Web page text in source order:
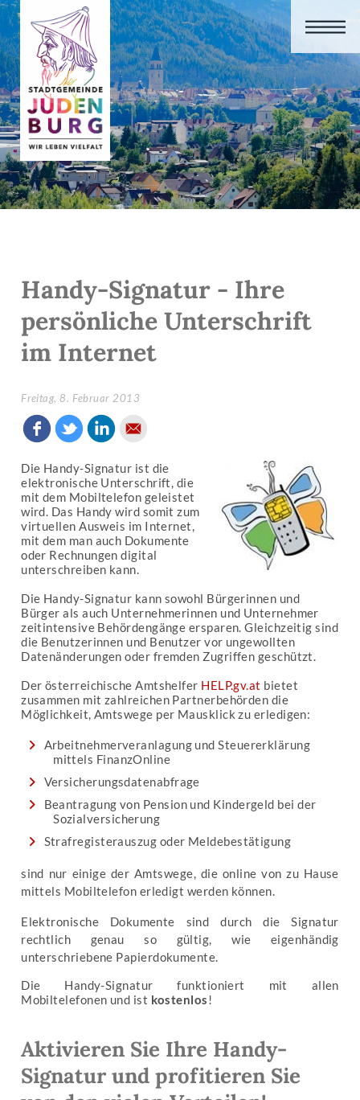
Handy-Signatur - Ihre
persönliche Unterschrift
im Internet
Freitag, 8. Februar 2013
Die Handy-Signatur ist die
elektronische Unterschrift, die
mit dem Mobiltelefon geleistet
wird. Das Handy wird somit zum
virtuellen Ausweis im Internet,
mit dem man auch Dokumente
oder Rechnungen digital
unterschreiben kann.
Die Handy-Signatur kann sowohl Bürgerinnen und
Bürger als auch Unternehmerinnen und Unternehmer
zeitintensive Behördengänge ersparen. Gleichzeitig sind
die Benutzerinnen und Benutzer vor ungewollten
Datenänderungen oder fremden Zugriffen geschützt.
Der österreichische Amtshelfer HELP.gv.at bietet
zusammen mit zahlreichen Partnerbehörden die
Möglichkeit, Amtswege per Mausklick zu erledigen:
Arbeitnehmerveranlagung und Steuererklärung
mittels FinanzOnline
Versicherungsdatenabfrage
Beantragung von Pension und Kindergeld bei der
Sozialversicherung
Strafregisterauszug oder Meldebestätigung
sind nur einige der Amtswege, die online von zu Hause
mittels Mobiltelefon erledigt werden können.
Elektronische Dokumente sind durch die Signatur
rechtlich genau so gültig, wie eigenhändig
unterschriebene Papierdokumente.
Die Handy-Signatur funktioniert mit allen
Mobiltelefonen und ist kostenlos!
Aktivieren Sie Ihre Handy-
Signatur und profitieren Sie